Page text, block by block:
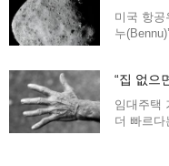
미국 항공
누
“집 없으
임대주택
더 빠르다